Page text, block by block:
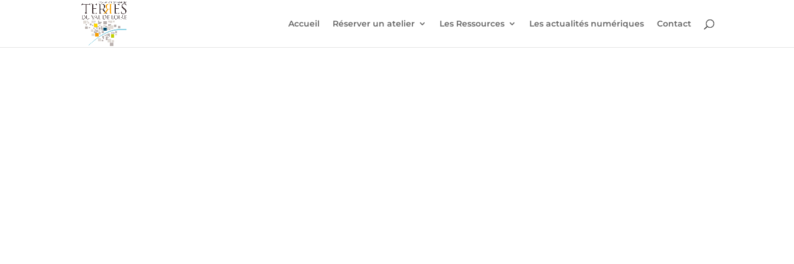
Accueil Réserver un atelier Les Ressources Les actualités numériques Contact